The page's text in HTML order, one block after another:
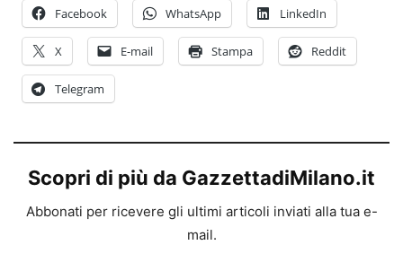
Facebook WhatsApp LinkedIn
X E-mail Stampa Reddit
Telegram
Scopri di più da GazzettadiMilano.it
Abbonati per ricevere gli ultimi articoli inviati alla tua e-
mail.